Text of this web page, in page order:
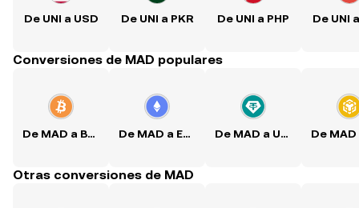
De UNI a USD De UNI a PKR De UNI a PHP De UNI
Conversiones de MAD populares
De MAD a BTC De MAD a ETH De MAD a USDT
Otras conversiones de MAD